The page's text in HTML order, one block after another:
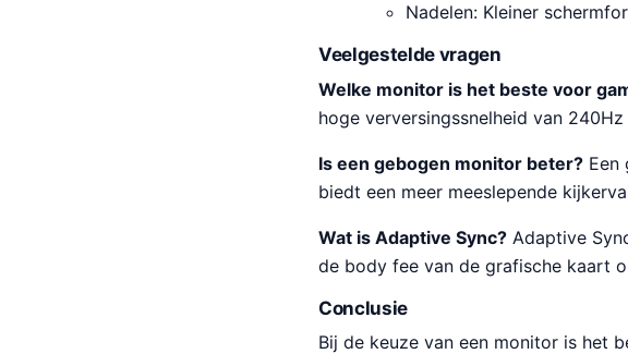
Nadelen: Kleiner
Veelgestelde vragen
Welke monitor is het beste voor
hoge verversingssnelheid van
Is een gebogen monitor beter? Een
biedt een meer meeslepende
Wat is Adaptive Sync? Adaptive
de body fee van de grafische kaart
Conclusie
Bij de keuze van een monitor is het